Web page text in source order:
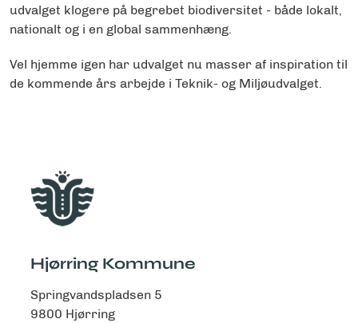
udvalget klogere på begrebet biodiversitet - både lokalt,
nationalt og i en global sammenhæng.
Vel hjemme igen har udvalget nu masser af inspiration til
de kommende års arbejde i Teknik- og Miljøudvalget.
Hjørring Kommune
Springvandspladsen 5
9800 Hjørring